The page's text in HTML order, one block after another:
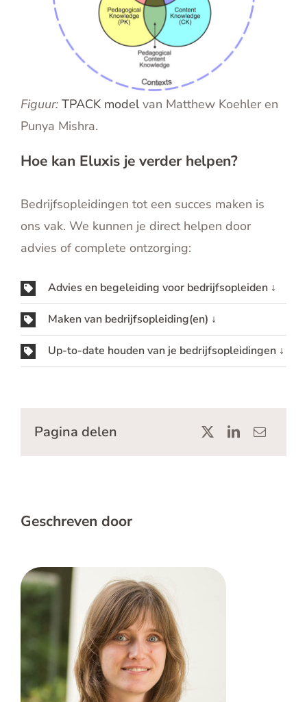
Figuur: TPACK modelvan Matthew Koehler en
Punya Mishra.
Hoe kan Eluxis je verder helpen?
Bedrijfsopleidingen tot een succes maken is
ons vak. We kunnen je direct helpen door
advies of complete ontzorging:
Advies en begeleiding voor bedrijfsopleiden ↓
Maken van bedrijfsopleiding(en) ↓
Up-to-date houden van je bedrijfsopleidingen ↓
Pagina delen
Geschreven door